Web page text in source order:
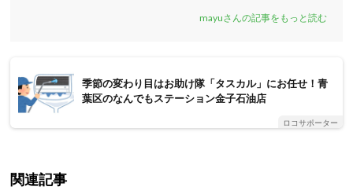
mayuさんの記事をもっと読む
季節の変わり目はお助け隊「タスカル」にお任せ！青
葉区のなんでもステーション金子石油店
ロコサポーター
関連記事